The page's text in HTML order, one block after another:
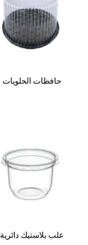
حافظات الحلويات
علب بلاستيك دائرية